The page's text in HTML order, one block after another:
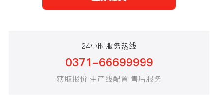
24小时服务热线
0371-66699999
获取报价 生产线配置 售后服务